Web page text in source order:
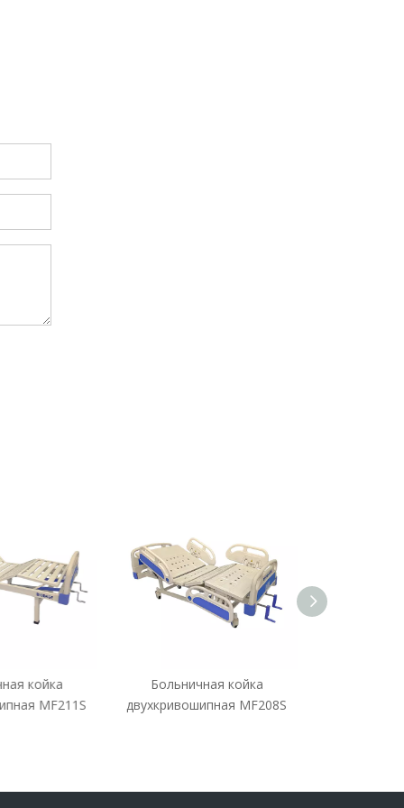
койка
MF211S
Больничная койка
двухкривошипная MF208S